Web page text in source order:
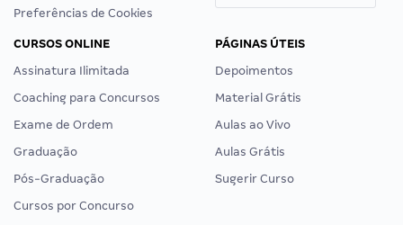
Preferências de Cookies
CURSOS ONLINE
Assinatura Ilimitada
Coaching para Concursos
Exame de Ordem
Graduação
Pós-Graduação
Cursos por Concurso
PÁGINAS ÚTEIS
Depoimentos
Material Grátis
Aulas ao Vivo
Aulas Grátis
Sugerir Curso